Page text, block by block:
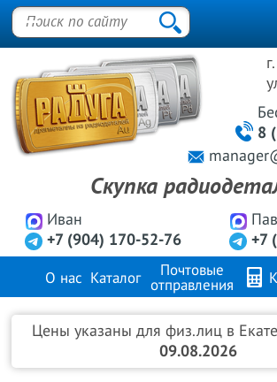
Иван
+7 (904) 170-52-76
+7
8
Скупка
О нас Каталог
Почтовые
отправления
Продажа металлов FAQ
Цены указаны для физ.лиц в
09.08.2026